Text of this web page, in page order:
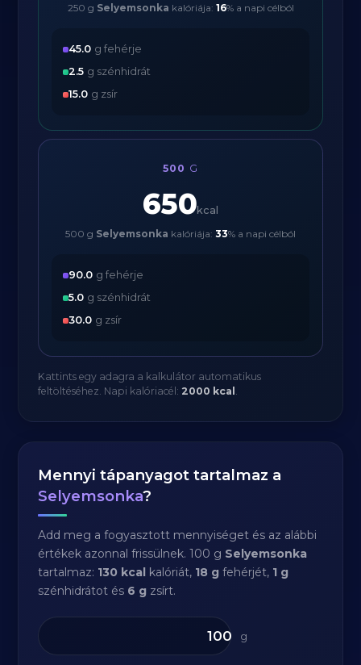
250 g Selyemsonka kalóriája: 16% a napi célból
45.0 g fehérje
2.5 g szénhidrát
15.0 g zsír
500 G
650kcal
500 g Selyemsonka kalóriája: 33% a napi célból
90.0 g fehérje
5.0 g szénhidrát
30.0 g zsír
Kattints egy adagra a kalkulátor automatikus
feltöltéséhez. Napi kalóriacél: 2000 kcal .
Mennyi tápanyagot tartalmaz a
Selyemsonka?
Add meg a fogyasztott mennyiséget és az alábbi
értékek azonnal frissülnek. 100 g Selyemsonka
tartalmaz: 130 kcal kalóriát, 18 g fehérjét, 1 g
szénhidrátot és 6 g zsírt.
g